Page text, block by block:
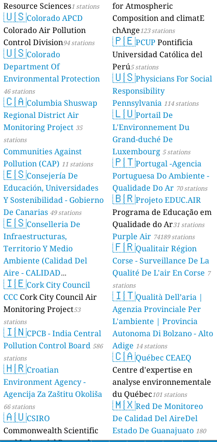
Resource Sciences1 stations
🇺🇸Colorado APCD
Colorado Air Pollution
Control Division94 stations
🇺🇸Colorado
Department Of
Environmental Protection
46 stations
🇨🇦Columbia Shuswap
Regional District Air
Monitoring Project 35
stations
Communities Against
Pollution (CAP) 11 stations
🇪🇸Consejería De
Educación, Universidades
Y Sostenibilidad - Gobierno
De Canarias 49 stations
🇪🇸Conselleria De
Infraestructuras,
Territorio Y Medio
Ambiente (Calidad Del
Aire - CALIDAD
AMBIENTAL) 23 stations
🇮🇪Cork City Council
CCC Cork City Council Air
Monitoring Project53
stations
🇮🇳CPCB - India Central
Pollution Control Board 586
stations
🇭🇷Croatian
Environment Agency -
Agencija Za Zaštitu Okoliša
66 stations
🇦🇺CSIRO
Commonwealth Scientific
for Atmospheric
Composition and climatE
chAnge123 stations
🇵🇪PCUP Pontificia
Universidad Católica del
Perú5 stations
🇺🇸Physicians For Social
Responsibility
Pennsylvania 114 stations
🇱🇺Portail De
L'Environnement Du
Grand-duché De
Luxembourg 5 stations
🇵🇹Portugal -Agencia
Portuguesa Do Ambiente -
Qualidade Do Ar 70 stations
🇧🇷Projeto EDUC.AIR
Programa de Educação em
Qualidade do Ar31 stations
Purple Air 74189 stations
🇫🇷Qualitair Région
Corse - Surveillance De La
Qualité De L'air En Corse 7
stations
🇮🇹Qualità Dell’aria |
Agenzia Provinciale Per
L'ambiente | Provincia
Autonoma Di Bolzano - Alto
Adige 14 stations
🇨🇦Québec CEAEQ
Centre d'expertise en
analyse environnementale
du Québec101 stations
🇲🇽Red De Monitoreo
De Calidad Del AireDel
Estado De Guanajuato 180